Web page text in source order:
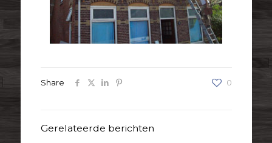
Share 0
Gerelateerde berichten